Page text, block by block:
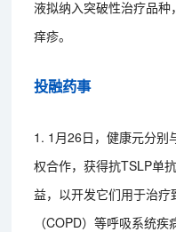
液拟纳入突破性治疗品
痒疹。
投融药事
1. 1月26日，健康元分别
权合作，获得抗TSLP单
益，以开发它们用于治
（COPD）等呼吸系统疾